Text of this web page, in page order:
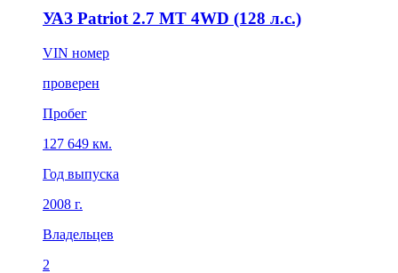
УАЗ Patriot 2.7 MT 4WD (128 л.с.)
VIN номер
проверен
Пробег
127 649 км.
Год выпуска
2008 г.
Владельцев
2